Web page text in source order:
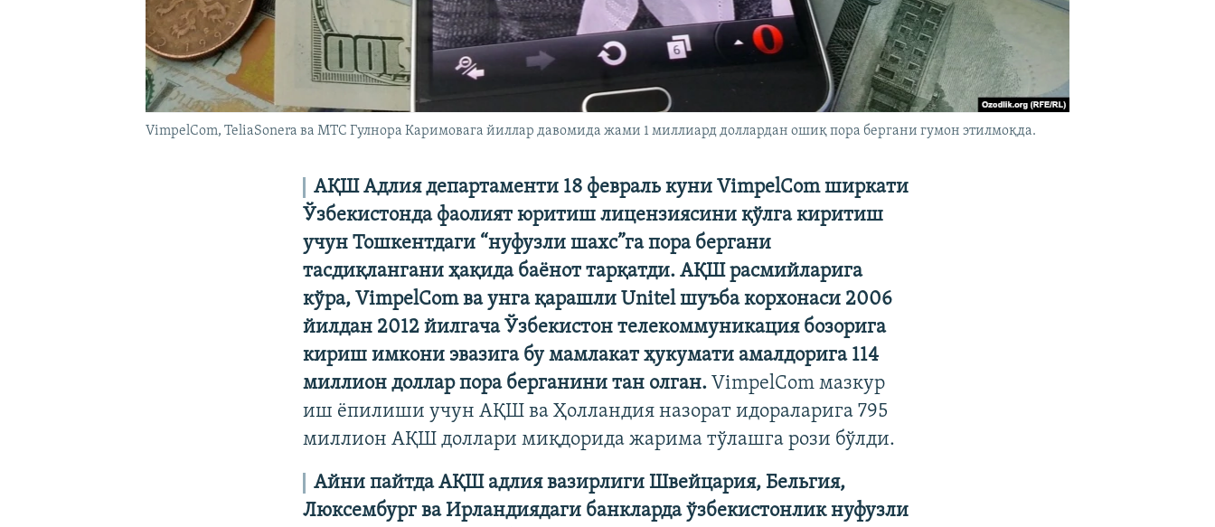
VimpelCom, TeliaSonera ва МТС Гулнора Каримовага йиллар давомида жами 1 миллиард доллардан ошиқ пора бергани гумон этилмоқда.
АҚШ Адлия департаменти 18 февраль куни VimpelCom ширкати
Ўзбекистонда фаолият юритиш лицензиясини қўлга киритиш
учун Тошкентдаги “нуфузли шахс”га пора бергани
тасдиқлангани ҳақида баёнот тарқатди. АҚШ расмийларига
кўра, VimpelCom ва унга қарашли Unitel шуъба корхонаси 2006
йилдан 2012 йилгача Ўзбекистон телекоммуникация бозорига
кириш имкони эвазига бу мамлакат ҳукумати амалдорига 114
миллион доллар пора берганини тан олган. VimpelCom мазкур
иш ёпилиши учун АҚШ ва Ҳолландия назорат идораларига 795
миллион АҚШ доллари миқдорида жарима тўлашга рози бўлди.
Айни пайтда АҚШ адлия вазирлиги Швейцария, Бельгия,
Люксембург ва Ирландиядаги банкларда ўзбекистонлик нуфузли